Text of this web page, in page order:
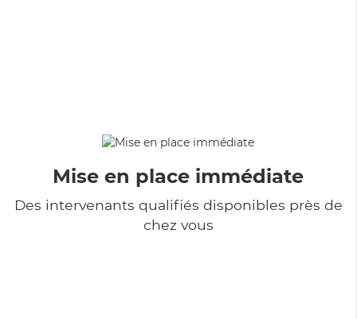
Mise en place immédiate
Des intervenants qualifiés disponibles près de
chez vous